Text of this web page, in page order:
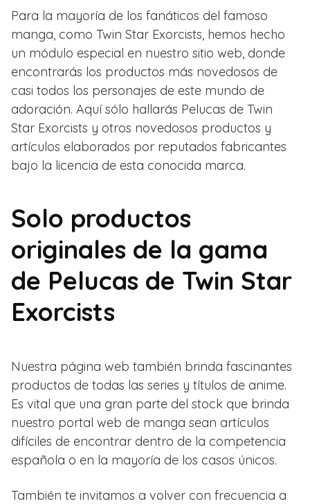
Para la mayoría de los fanáticos del famoso
manga, como Twin Star Exorcists, hemos hecho
un módulo especial en nuestro sitio web, donde
encontrarás los productos más novedosos de
casi todos los personajes de este mundo de
adoración. Aquí sólo hallarás Pelucas de Twin
Star Exorcists y otros novedosos productos y
artículos elaborados por reputados fabricantes
bajo la licencia de esta conocida marca.
Solo productos
originales de la gama
de Pelucas de Twin Star
Exorcists
Nuestra página web también brinda fascinantes
productos de todas las series y títulos de anime.
Es vital que una gran parte del stock que brinda
nuestro portal web de manga sean artículos
difíciles de encontrar dentro de la competencia
española o en la mayoría de los casos únicos.
También te invitamos a volver con frecuencia a